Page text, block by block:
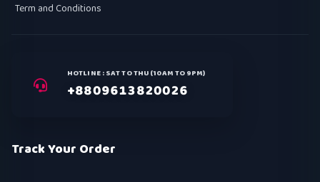
Term and Conditions
HOTLINE : SAT TO THU (10AM TO 9PM)
+8809613820026
Track Your Order